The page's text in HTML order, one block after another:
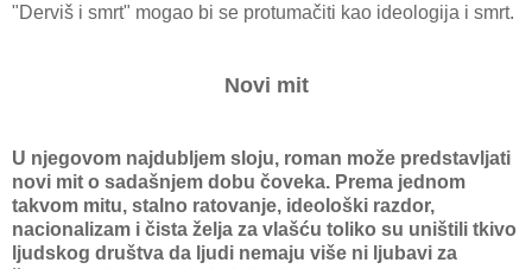
"Derviš i smrt" mogao bi se protumačiti kao ideologija i smrt.
Novi mit
U njegovom najdubljem sloju, roman može predstavljati
novi mit o sadašnjem dobu čoveka. Prema jednom
takvom mitu, stalno ratovanje, ideološki razdor,
nacionalizam i čista želja za vlašću toliko su uništili tkivo
ljudskog društva da ljudi nemaju više ni ljubavi za